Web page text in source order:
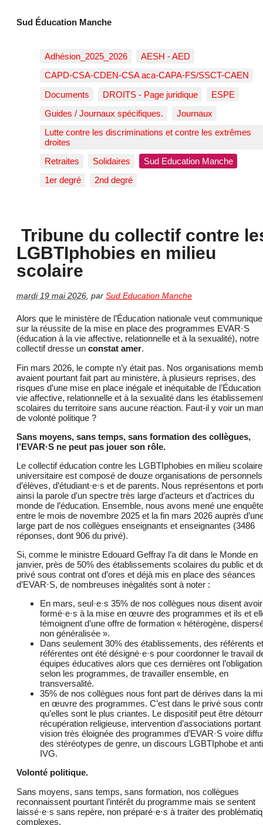
Sud Éducation Manche
Adhésion_2025_2026
AESH - AED
CAPD-CSA-CDEN-CSA aca-CAPA-FS/SSCT-CAEN
Documents
DROITS - Page juridique
ESPE
Guides / Journaux spécifiques.
Journaux
Lutte contre les discriminations et contre les extrêmes
droites
Retraites
Solidaires
Sud Education Manche
1er degré
2nd degré
Tribune du collectif contre
LGBTIphobies en milieu
scolaire
mardi 19 mai 2026 par Sud Education Manche
Alors que le ministère de l’Éducation nationale veut
sur la réussite de la mise en place des programmes EVAR·S
(éducation à la vie affective, relationnelle et à la sexualité), notre
collectif dresse un constat amer.
Fin mars 2026, le compte n’y était pas. Nos organisations
avaient pourtant fait part au ministère, à plusieurs reprises, des
risques d’une mise en place inégale et inéquitable de l’Éducation
vie affective, relationnelle et à la sexualité dans les
scolaires du territoire sans aucune réaction. Faut-il y voir un
de volonté politique ?
Sans moyens, sans temps, sans formation des collègues,
l’EVAR·S ne peut pas jouer son rôle.
Le collectif éducation contre les LGBTIphobies en milieu
universitaire est composé de douze organisations de
d’élèves, d’étudiant·e·s et de parents. Nous représentons et
ainsi la parole d’un spectre très large d’acteurs et d’actrices du
monde de l’éducation. Ensemble, nous avons mené une enquête
entre le mois de novembre 2025 et la fin mars 2026 auprès
large part de nos collègues enseignants et enseignantes (3486
réponses, dont 906 du privé).
Si, comme le ministre Edouard Geffray l’a dit dans le Monde en
janvier, près de 50% des établissements scolaires du public et
privé sous contrat ont d’ores et déjà mis en place des séances
d’EVAR·S, de nombreuses inégalités sont à noter :
En mars, seul·e·s 35% de nos collègues nous disent
formé·e·s à la mise en œuvre des programmes et ils et
témoignent d’une offre de formation « hétérogène,
non généralisée ».
Dans seulement 30% des établissements, des référents et
référentes ont été désigné·e·s pour coordonner le travail
équipes éducatives alors que ces dernières ont
selon les programmes, de travailler ensemble, en
transversalité.
35% de nos collègues nous font part de dérives dans la
en œuvre des programmes. C’est dans le privé sous
qu’elles sont le plus criantes. Le dispositif peut être
récupération religieuse, intervention d’associations portant
vision très éloignée des programmes d’EVAR·S voire
des stéréotypes de genre, un discours LGBTIphobe et
IVG.
Volonté politique.
Sans moyens, sans temps, sans formation, nos collègues
reconnaissent pourtant l’intérêt du programme mais se sentent
laissé·e·s sans repère, non préparé·e·s à traiter des
complexes.